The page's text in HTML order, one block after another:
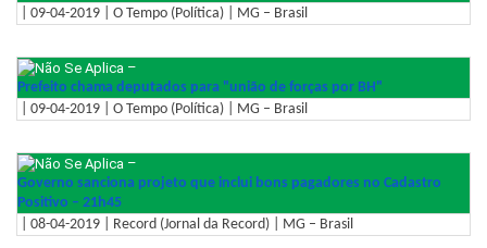
| 09-04-2019 | O Tempo (Política) | MG – Brasil
–
Prefeito chama deputados para "união de forças por BH"
| 09-04-2019 | O Tempo (Política) | MG – Brasil
–
Governo sanciona projeto que inclui bons pagadores no Cadastro
Positivo – 21h45
| 08-04-2019 | Record (Jornal da Record) | MG – Brasil